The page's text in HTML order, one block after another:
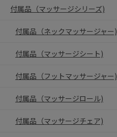
付属品（マッサージシリーズ)
付属品（ネックマッサージャー)
付属品（マッサージシート)
付属品（フットマッサージャー)
付属品（マッサージロール)
付属品（マッサージチェア)